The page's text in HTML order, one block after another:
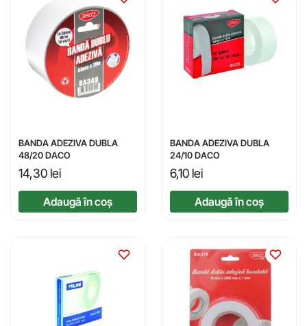
BANDA ADEZIVA DUBLA
48/20 DACO
14,30 lei
Adaugă în coș
BANDA ADEZIVA DUBLA
24/10 DACO
6,10 lei
Adaugă în coș